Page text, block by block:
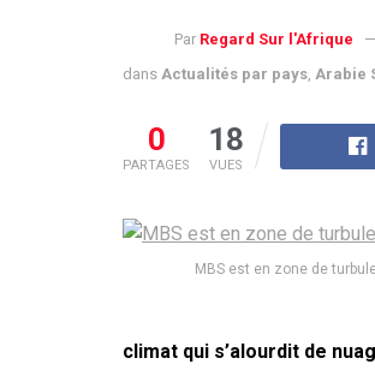
Par Regard Sur l'Afrique
dans Actualités par pays Arabie
0
PARTAGES
18
VUES
MBS est en zone de
climat qui s’alourdit de